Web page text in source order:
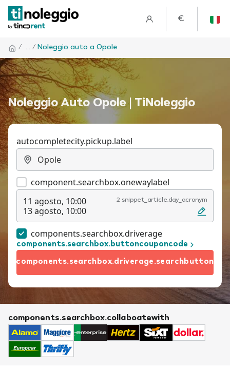
€
/ ... / Noleggio auto a Opole
Noleggio Auto Opole | TiNoleggio
autocompletecity.pickup.label
component.searchbox.onewaylabel
11 agosto, 10:00
13 agosto, 10:00
2 snippet_article.day_acronym
components.searchbox.driverage
components.searchbox.buttoncouponcode
components.searchbox.driverage.searchbutton
components.searchbox.collaboatewith